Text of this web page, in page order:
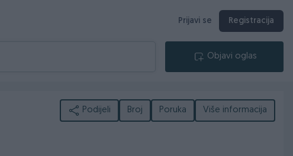
Prijavi se Registracija
Objavi oglas
Podijeli Broj Poruka Više informacija